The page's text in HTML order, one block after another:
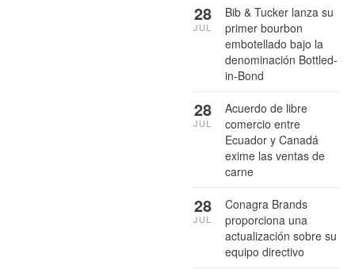
Bib & Tucker lanza su
primer bourbon
embotellado bajo la
denominación Bottled-
in-Bond
28
JUL
Acuerdo de libre
comercio entre
Ecuador y Canadá
exime las ventas de
carne
28
JUL
Conagra Brands
proporciona una
actualización sobre su
equipo directivo
28
JUL